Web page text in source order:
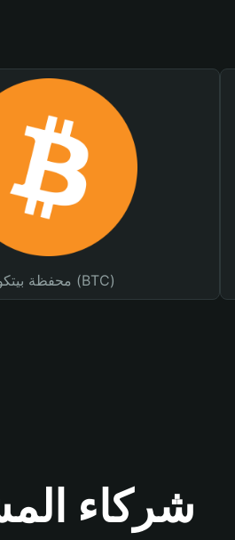
محفظة بيتكوين (BTC)
شركاء